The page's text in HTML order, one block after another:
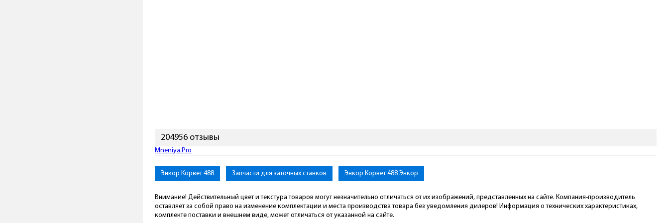
204956 отзывы
Mneniya.Pro
Энкор Корвет 488 Запчасти для заточных станков Энкор Корвет 488 Энкор
Внимание! Действительный цвет и текстура товаров могут незначительно отличаться от их изображений, представленных на сайте. Компания-производитель
оставляет за собой право на изменение комплектации и места производства товара без уведомления дилеров! Информация о технических характеристиках,
комплекте поставки и внешнем виде, может отличаться от указанной на сайте.